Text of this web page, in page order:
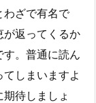
わざで有名で
が返ってくるか
す。普通に読ん
しまいますよ
待しましょ